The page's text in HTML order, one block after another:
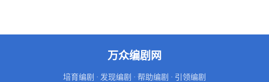
万众编剧网
培育编剧 · 发现编剧 · 帮助编剧 · 引领编剧